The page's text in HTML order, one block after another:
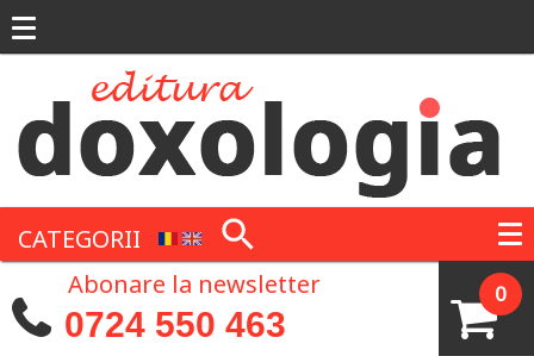
CATEGORII
0
Abonare la newsletter
0724 550 463